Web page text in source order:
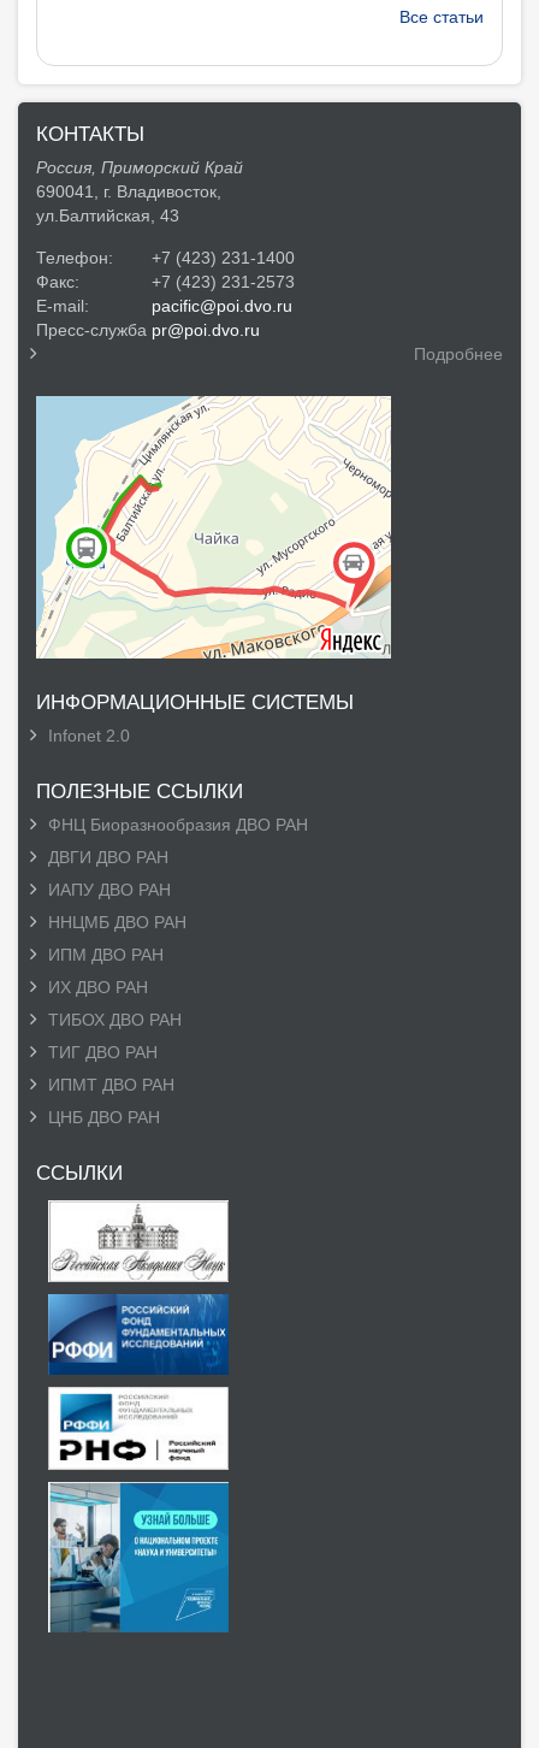
Все статьи
КОНТАКТЫ
Россия, Приморский Край
690041, г. Владивосток,
ул.Балтийская, 43
Телефон:
+7 (423) 231-1400
Факс:
+7 (423) 231-2573
E-mail:
pacific@poi.dvo.ru
Пресс-служба pr@poi.dvo.ru
Подробнее
ИНФОРМАЦИОННЫЕ СИСТЕМЫ
Infonet 2.0
ПОЛЕЗНЫЕ ССЫЛКИ
ФНЦ Биоразнообразия ДВО РАН
ДВГИ ДВО РАН
ИАПУ ДВО РАН
ННЦМБ ДВО РАН
ИПМ ДВО РАН
ИХ ДВО РАН
ТИБОХ ДВО РАН
ТИГ ДВО РАН
ИПМТ ДВО РАН
ЦНБ ДВО РАН
ССЫЛКИ